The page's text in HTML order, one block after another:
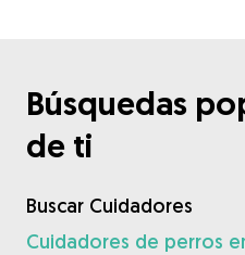
Búsquedas
de ti
Buscar Cuidadores
Cuidadores de perros